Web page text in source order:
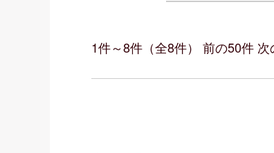
1件～8件（全8件） 前